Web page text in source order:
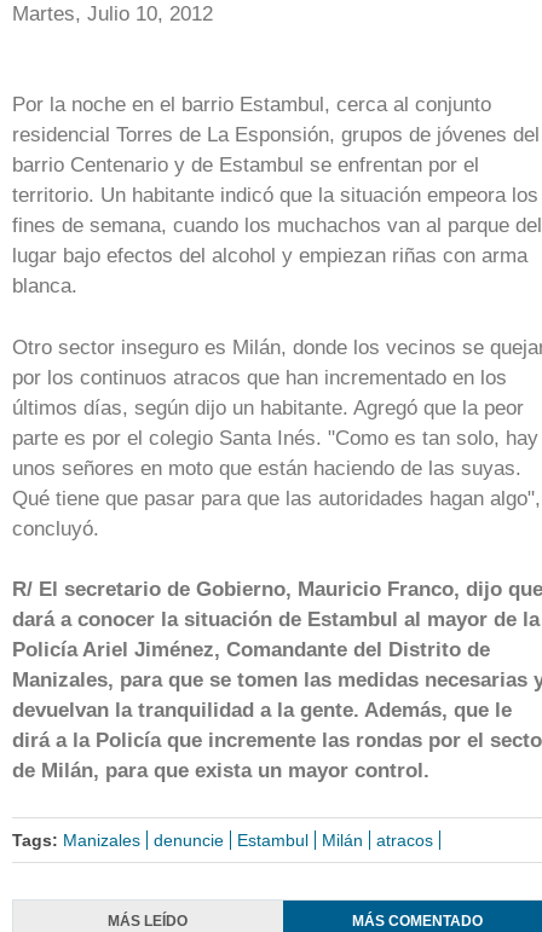
Martes, Julio 10, 2012
Por la noche en el barrio Estambul, cerca al conjunto
residencial Torres de La Esponsión, grupos de jóvenes del
barrio Centenario y de Estambul se enfrentan por el
territorio. Un habitante indicó que la situación empeora los
fines de semana, cuando los muchachos van al parque del
lugar bajo efectos del alcohol y empiezan riñas con arma
blanca.
Otro sector inseguro es Milán, donde los vecinos se
por los continuos atracos que han incrementado en los
últimos días, según dijo un habitante. Agregó que la peor
parte es por el colegio Santa Inés. "Como es tan solo, hay
unos señores en moto que están haciendo de las suyas.
Qué tiene que pasar para que las autoridades hagan algo",
concluyó.
R/ El secretario de Gobierno, Mauricio Franco, dijo que
dará a conocer la situación de Estambul al mayor de la
Policía Ariel Jiménez, Comandante del Distrito de
Manizales, para que se tomen las medidas necesarias
devuelvan la tranquilidad a la gente. Además, que le
dirá a la Policía que incremente las rondas por el
de Milán, para que exista un mayor control.
Tags: Manizales denuncie Estambul Milán atracos
MÁS LEÍDO MÁS COMENTADO